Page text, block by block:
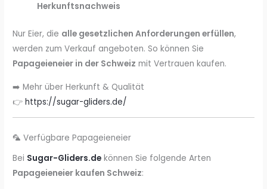
Herkunftsnachweis
Nur Eier, die alle gesetzlichen Anforderungen erfüllen,
werden zum Verkauf angeboten. So können Sie
Papageieneier in der Schweiz mit Vertrauen kaufen.
➡️ Mehr über Herkunft & Qualität
👉https://sugar-gliders.de/
🦜 Verfügbare Papageieneier
Bei Sugar-Gliders.de können Sie folgende Arten
Papageieneier kaufen Schweiz: